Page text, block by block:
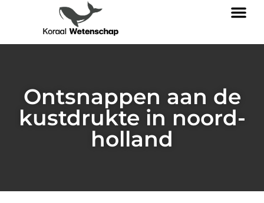
Ontsnappen aan de
kustdrukte in noord-
holland